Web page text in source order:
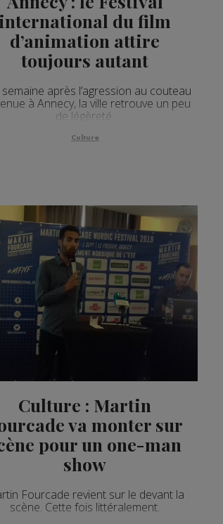
international du film
d’animation attire
toujours autant
après l’agression au couteau
à Annecy, la ville retrouve un peu
de légèreté.
Culture
Culture : Martin
va monter sur
pour un one-man
show
Fourcade revient sur le devant la
scène. Cette fois littéralement.